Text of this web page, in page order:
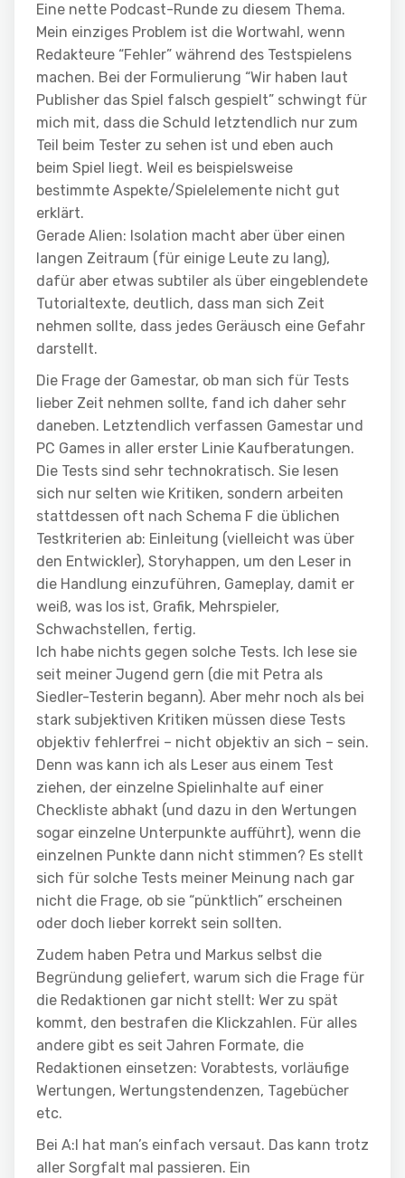
Eine nette Podcast-Runde zu diesem Thema.
Mein einziges Problem ist die Wortwahl, wenn
Redakteure “Fehler” während des Testspielens
machen. Bei der Formulierung “Wir haben laut
Publisher das Spiel falsch gespielt” schwingt für
mich mit, dass die Schuld letztendlich nur zum
Teil beim Tester zu sehen ist und eben auch
beim Spiel liegt. Weil es beispielsweise
bestimmte Aspekte/Spielelemente nicht gut
erklärt.
Gerade Alien: Isolation macht aber über einen
langen Zeitraum (für einige Leute zu lang),
dafür aber etwas subtiler als über eingeblendete
Tutorialtexte, deutlich, dass man sich Zeit
nehmen sollte, dass jedes Geräusch eine Gefahr
darstellt.
Die Frage der Gamestar, ob man sich für Tests
lieber Zeit nehmen sollte, fand ich daher sehr
daneben. Letztendlich verfassen Gamestar und
PC Games in aller erster Linie Kaufberatungen.
Die Tests sind sehr technokratisch. Sie lesen
sich nur selten wie Kritiken, sondern arbeiten
stattdessen oft nach Schema F die üblichen
Testkriterien ab: Einleitung (vielleicht was über
den Entwickler), Storyhappen, um den Leser in
die Handlung einzuführen, Gameplay, damit er
weiß, was los ist, Grafik, Mehrspieler,
Schwachstellen, fertig.
Ich habe nichts gegen solche Tests. Ich lese sie
seit meiner Jugend gern (die mit Petra als
Siedler-Testerin begann). Aber mehr noch als bei
stark subjektiven Kritiken müssen diese Tests
objektiv fehlerfrei – nicht objektiv an sich – sein.
Denn was kann ich als Leser aus einem Test
ziehen, der einzelne Spielinhalte auf einer
Checkliste abhakt (und dazu in den Wertungen
sogar einzelne Unterpunkte aufführt), wenn die
einzelnen Punkte dann nicht stimmen? Es stellt
sich für solche Tests meiner Meinung nach gar
nicht die Frage, ob sie “pünktlich” erscheinen
oder doch lieber korrekt sein sollten.
Zudem haben Petra und Markus selbst die
Begründung geliefert, warum sich die Frage für
die Redaktionen gar nicht stellt: Wer zu spät
kommt, den bestrafen die Klickzahlen. Für alles
andere gibt es seit Jahren Formate, die
Redaktionen einsetzen: Vorabtests, vorläufige
Wertungen, Wertungstendenzen, Tagebücher
etc.
Bei A:I hat man’s einfach versaut. Das kann trotz
aller Sorgfalt mal passieren. Ein